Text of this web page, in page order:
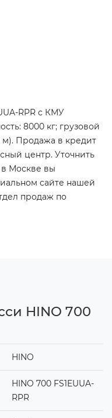
RPR с КМУ
8000 кг; грузовой
м). Продажа в кредит
центр. Уточнить
в Москве вы
сайте нашей
продаж по
HINO 700
HINO
HINO 700 FS1EUUA-
RPR